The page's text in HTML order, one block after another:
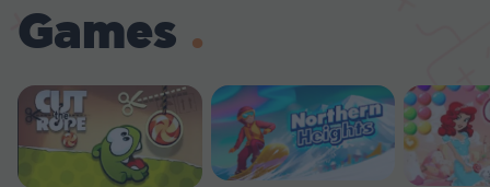
Games